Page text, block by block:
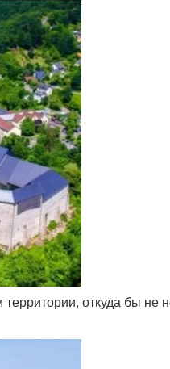
откуда бы не